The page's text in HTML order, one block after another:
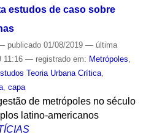
estudos de caso sobre
publicado01/08/2019 — última
11:16 — registrado em: Metrópoles
Teoria Urbana Crítica,
, capa
de metrópoles no século
latino-americanos